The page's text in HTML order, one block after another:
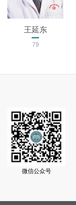
王延东
79
微信公众号